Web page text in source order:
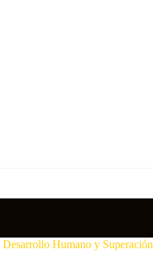
Desarrollo Humano y Superación